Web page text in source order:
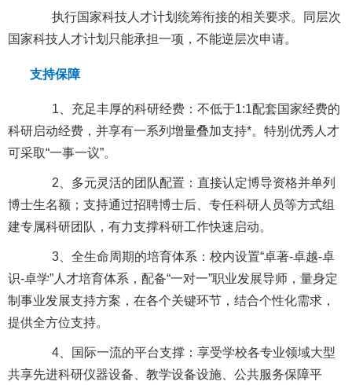
执行国家科技人才计划统筹衔接的相关要求。同层次
国家科技人才计划只能承担一项，不能逆层次申请。
支持保障
1、充足丰厚的科研经费：不低于1:1配套国家经费的
科研启动经费，并享有一系列增量叠加支持*。特别优秀人才
可采取“一事一议”。
2、多元灵活的团队配置：直接认定博导资格并单列
博士生名额；支持通过招聘博士后、专任科研人员等方式组
建专属科研团队，有力支撑科研工作快速启动。
3、全生命周期的培育体系：校内设置“卓著-卓越-卓
识-卓学”人才培育体系，配备“一对一”职业发展导师，量身定
制事业发展支持方案，在各个关键环节，结合个性化需求，
提供全方位支持。
4、国际一流的平台支撑：享受学校各专业领域大型
共享先进科研仪器设备、教学设备设施、公共服务保障平